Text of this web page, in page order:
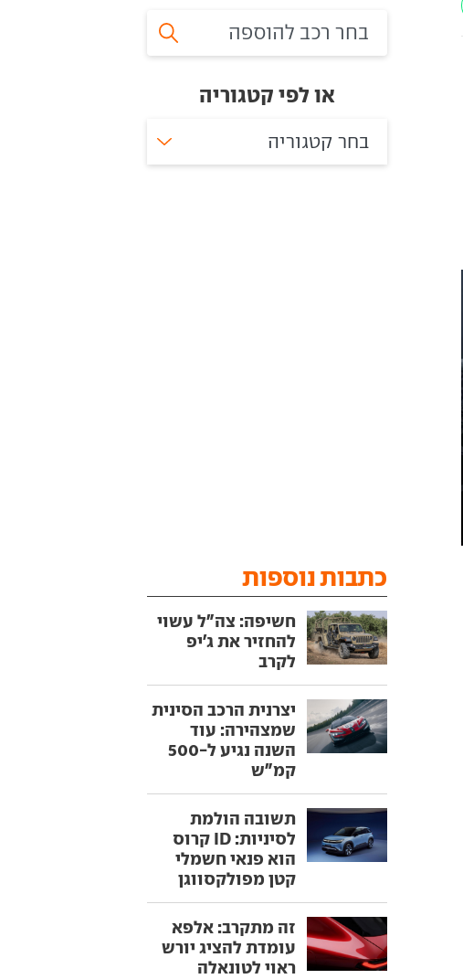
או לפי קטגוריה
בחר קטגוריה
כתבות נוספות
חשיפה: צה"ל עשוי
להחזיר את ג'יפ
לקרב
יצרנית הרכב הסינית
שמצהירה: עוד
השנה נגיע ל-500
קמ"ש
תשובה הולמת
לסיניות: ID קרוס
הוא פנאי חשמלי
קטן מפולקסווגן
זה מתקרב: אלפא
עומדת להציג יורש
ראוי לטונאלה